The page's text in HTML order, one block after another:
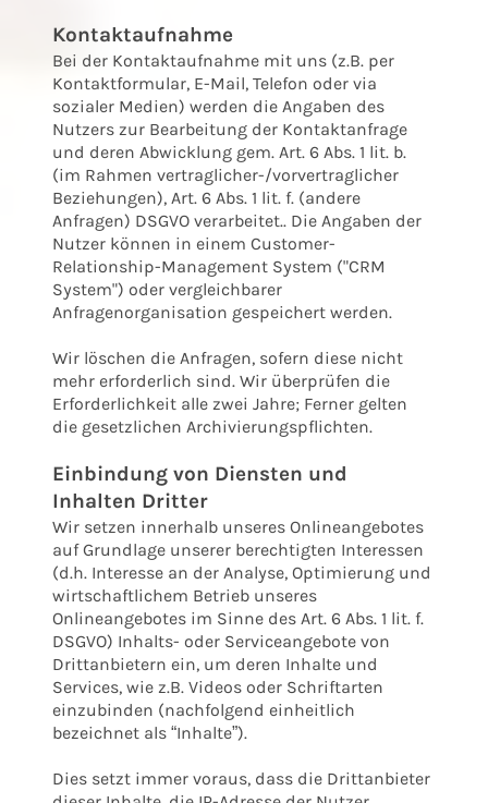
Kontaktaufnahme
Bei der Kontaktaufnahme mit uns (z.B. per
Kontaktformular, E-Mail, Telefon oder via
sozialer Medien) werden die Angaben des
Nutzers zur Bearbeitung der Kontaktanfrage
und deren Abwicklung gem. Art. 6 Abs. 1 lit. b.
(im Rahmen vertraglicher-/vorvertraglicher
Beziehungen), Art. 6 Abs. 1 lit. f. (andere
Anfragen) DSGVO verarbeitet.. Die Angaben der
Nutzer können in einem Customer-
Relationship-Management System ("CRM
System") oder vergleichbarer
Anfragenorganisation gespeichert werden.
Wir löschen die Anfragen, sofern diese nicht
mehr erforderlich sind. Wir überprüfen die
Erforderlichkeit alle zwei Jahre; Ferner gelten
die gesetzlichen Archivierungspflichten.
Einbindung von Diensten und
Inhalten Dritter
Wir setzen innerhalb unseres Onlineangebotes
auf Grundlage unserer berechtigten Interessen
(d.h. Interesse an der Analyse, Optimierung und
wirtschaftlichem Betrieb unseres
Onlineangebotes im Sinne des Art. 6 Abs. 1 lit. f.
DSGVO) Inhalts- oder Serviceangebote von
Drittanbietern ein, um deren Inhalte und
Services, wie z.B. Videos oder Schriftarten
einzubinden (nachfolgend einheitlich
bezeichnet als “Inhalte”).
Dies setzt immer voraus, dass die Drittanbieter